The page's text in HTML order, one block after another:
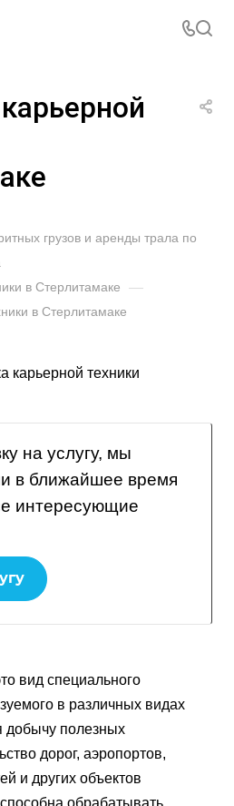
грузов и аренды трала по
в Стерлитамаке —
в Стерлитамаке
на услугу, мы
в ближайшее время
интересующие
вид специального
в различных видах
добычу полезных
дорог, аэропортов,
и других объектов
обрабатывать